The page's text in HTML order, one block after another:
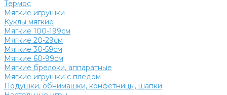
Термос
Мягкие игрушки
Куклы мягкие
Мягкие 100-199см
Мягкие 20-29см
Мягкие 30-59см
Мягкие 60-99см
Мягкие брелоки, аппаратные
Мягкие игрушки с пледом
Подушки, обнимашки, конфетницы, шапки